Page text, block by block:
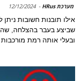
מערכת HRus -
12/12/2024
אילו תובנות חשובות
שביצע בעבר בהצלחה,
ובעלי אותה רמת מורכבות